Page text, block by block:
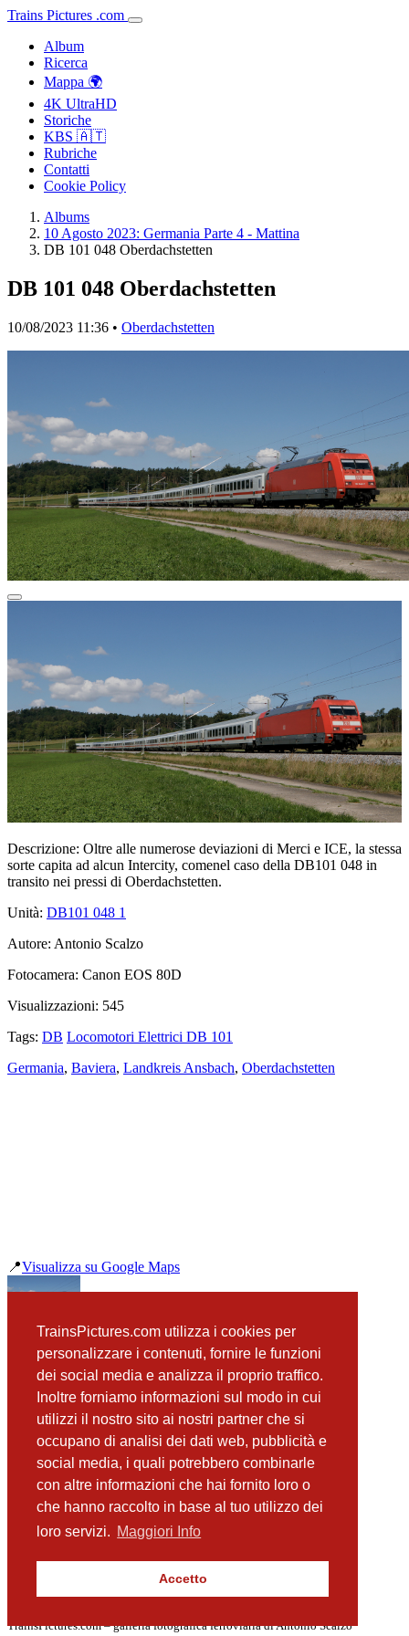
TrainsPictures.com utilizza i cookies per
personalizzare i contenuti, fornire le funzioni
dei social media e analizza il proprio traffico.
Inoltre forniamo informazioni sul modo in cui
utilizzi il nostro sito ai nostri partner che si
occupano di analisi dei dati web, pubblicità e
social media, i quali potrebbero combinarle
con altre informazioni che hai fornito loro o
che hanno raccolto in base al tuo utilizzo dei
loro servizi. Maggiori Info
Accetto
Trains Pictures .com
Album
Ricerca
Mappa 🌍
4K UltraHD
Storiche
KBS 🇦🇹
Rubriche
Contatti
Cookie Policy
Albums
10 Agosto 2023: Germania Parte 4 - Mattina
DB 101 048 Oberdachstetten
DB 101 048 Oberdachstetten
10/08/2023 11:36 • Oberdachstetten
Descrizione: Oltre alle numerose deviazioni di Merci e ICE, la stessa
sorte capita ad alcun Intercity, comenel caso della DB101 048 in
transito nei pressi di Oberdachstetten.
Unità: DB101 048 1
Autore: Antonio Scalzo
Fotocamera: Canon EOS 80D
Visualizzazioni: 545
Tags: DB Locomotori Elettrici DB 101
Germania, Baviera, Landkreis Ansbach, Oberdachstetten
📍Visualizza su Google Maps
precedente
463 119 e 043 Go-Ahead Oberdachstetten
successiva
187 511 Metrans Oberdachstetten
📸 Fotografie scattate nei dintorniVedi tutte ➔
Siemens Velaro ICE 407 509 Oberdachstetten
(37 m)
482 046 Oberdachstetten
DB ICE 1 044 Oberdachstetten
TrainsPictures.com – galleria fotografica ferroviaria di Antonio Scalzo